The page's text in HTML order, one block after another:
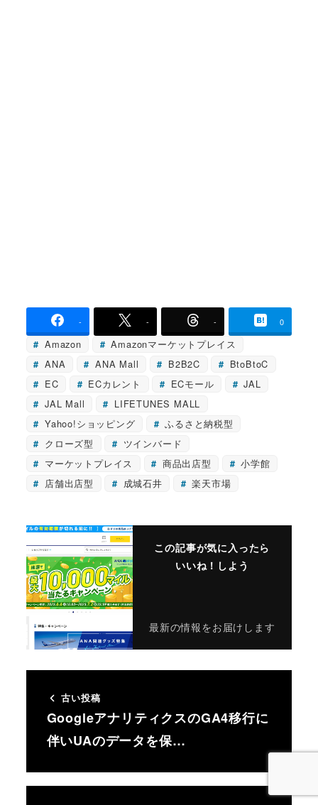
- - - 0
Amazon
Amazonマーケットプレイス
ANA
ANA Mall B2B2C
BtoBtoC
EC
ECカレント ECモール
JAL
JAL Mall
LIFETUNES MALL
Yahoo!ショッピング
ふるさと納税型
クローズ型
ツインバード
マーケットプレイス
商品出店型
小学館
店舗出店型
成城石井 楽天市場
この記事が気に入ったら
いいね！しよう
最新の情報をお届けします
古い投稿
GoogleアナリティクスのGA4移行に
伴いUAのデータを保…